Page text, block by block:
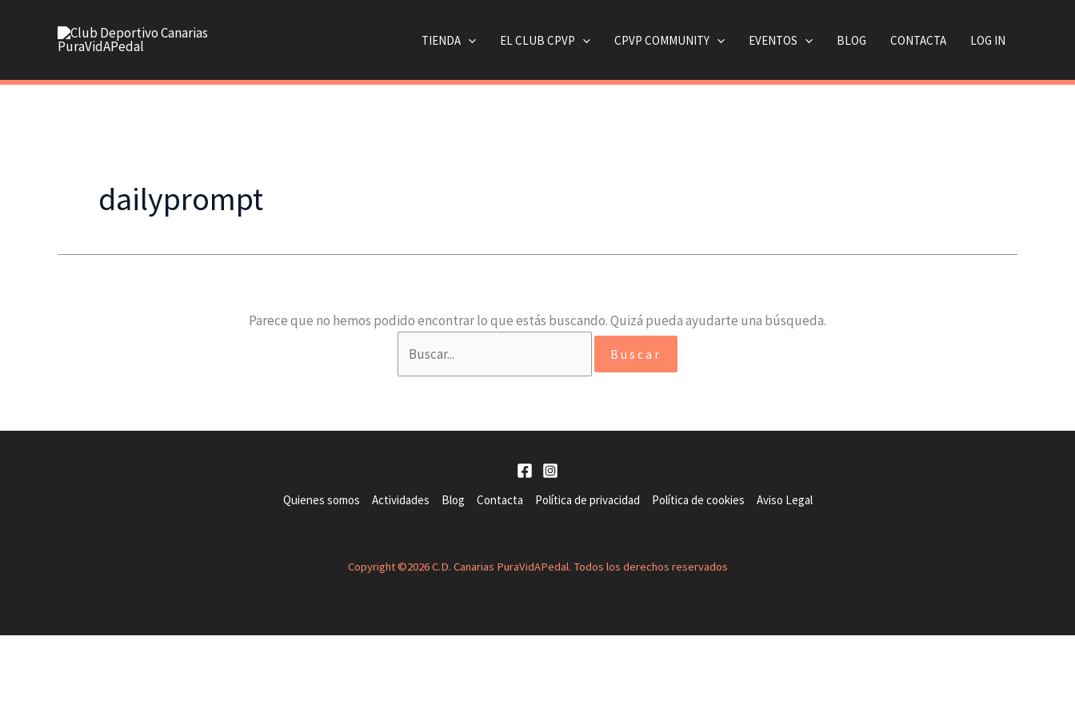
TIENDA EL CLUB CPVP CPVP COMMUNITY EVENTOS BLOG CONTACTA LOG IN
dailyprompt
Parece que no hemos podido encontrar lo que estás buscando. Quizá pueda ayudarte una búsqueda.
por:
Quienes somos Actividades Blog Contacta Política de privacidad Política de cookies Aviso Legal
Copyright ©2026 C.D. Canarias PuraVidAPedal. Todos los derechos reservados